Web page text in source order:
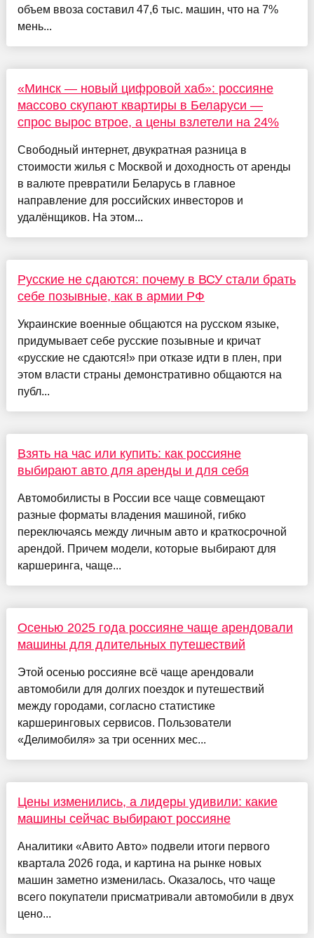
объем ввоза составил 47,6 тыс. машин, что на 7%
мень...
«Минск — новый цифровой хаб»: россияне
массово скупают квартиры в Беларуси —
спрос вырос втрое, а цены взлетели на 24%
Свободный интернет, двукратная разница в
стоимости жилья с Москвой и доходность от аренды
в валюте превратили Беларусь в главное
направление для российских инвесторов и
удалёнщиков. На этом...
Русские не сдаются: почему в ВСУ стали брать
себе позывные, как в армии РФ
Украинские военные общаются на русском языке,
придумывает себе русские позывные и кричат
«русские не сдаются!» при отказе идти в плен, при
этом власти страны демонстративно общаются на
публ...
Взять на час или купить: как россияне
выбирают авто для аренды и для себя
Автомобилисты в России все чаще совмещают
разные форматы владения машиной, гибко
переключаясь между личным авто и краткосрочной
арендой. Причем модели, которые выбирают для
каршеринга, чаще...
Осенью 2025 года россияне чаще арендовали
машины для длительных путешествий
Этой осенью россияне всё чаще арендовали
автомобили для долгих поездок и путешествий
между городами, согласно статистике
каршеринговых сервисов. Пользователи
«Делимобиля» за три осенних мес...
Цены изменились, а лидеры удивили: какие
машины сейчас выбирают россияне
Аналитики «Авито Авто» подвели итоги первого
квартала 2026 года, и картина на рынке новых
машин заметно изменилась. Оказалось, что чаще
всего покупатели присматривали автомобили в двух
цено...